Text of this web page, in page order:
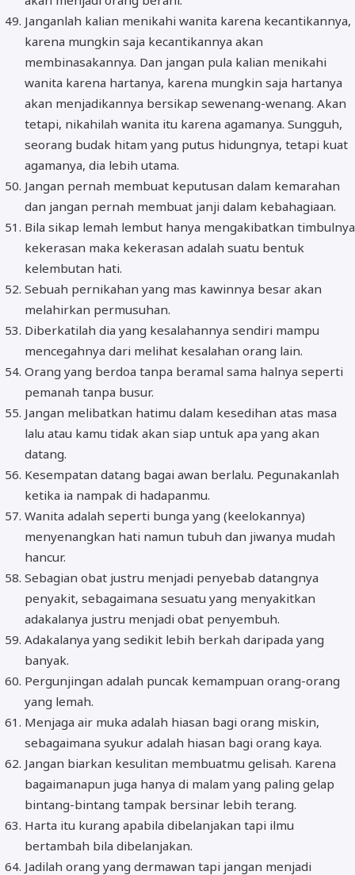
Janganlah kalian menikahi wanita karena kecantikannya,
karena mungkin saja kecantikannya akan
membinasakannya. Dan jangan pula kalian menikahi
wanita karena hartanya, karena mungkin saja hartanya
akan menjadikannya bersikap sewenang-wenang. Akan
tetapi, nikahilah wanita itu karena agamanya. Sungguh,
seorang budak hitam yang putus hidungnya, tetapi kuat
agamanya, dia lebih utama.
Jangan pernah membuat keputusan dalam kemarahan
dan jangan pernah membuat janji dalam kebahagiaan.
Bila sikap lemah lembut hanya mengakibatkan timbulnya
kekerasan maka kekerasan adalah suatu bentuk
kelembutan hati.
Sebuah pernikahan yang mas kawinnya besar akan
melahirkan permusuhan.
Diberkatilah dia yang kesalahannya sendiri mampu
mencegahnya dari melihat kesalahan orang lain.
Orang yang berdoa tanpa beramal sama halnya seperti
pemanah tanpa busur.
Jangan melibatkan hatimu dalam kesedihan atas masa
lalu atau kamu tidak akan siap untuk apa yang akan
datang.
Kesempatan datang bagai awan berlalu. Pegunakanlah
ketika ia nampak di hadapanmu.
Wanita adalah seperti bunga yang (keelokannya)
menyenangkan hati namun tubuh dan jiwanya mudah
hancur.
Sebagian obat justru menjadi penyebab datangnya
penyakit, sebagaimana sesuatu yang menyakitkan
adakalanya justru menjadi obat penyembuh.
Adakalanya yang sedikit lebih berkah daripada yang
banyak.
Pergunjingan adalah puncak kemampuan orang-orang
yang lemah.
Menjaga air muka adalah hiasan bagi orang miskin,
sebagaimana syukur adalah hiasan bagi orang kaya.
Jangan biarkan kesulitan membuatmu gelisah. Karena
bagaimanapun juga hanya di malam yang paling gelap
bintang-bintang tampak bersinar lebih terang.
Harta itu kurang apabila dibelanjakan tapi ilmu
bertambah bila dibelanjakan.
Jadilah orang yang dermawan tapi jangan menjadi